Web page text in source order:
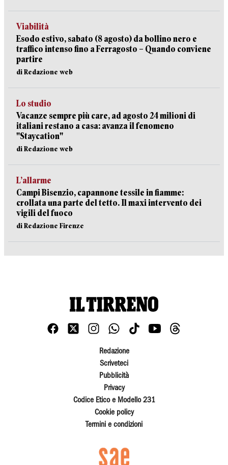
Viabilità
Esodo estivo, sabato (8 agosto) da bollino nero e
traffico intenso fino a Ferragosto – Quando conviene
partire
di Redazione web
Lo studio
Vacanze sempre più care, ad agosto 24 milioni di
italiani restano a casa: avanza il fenomeno
"Staycation"
di Redazione web
L’allarme
Campi Bisenzio, capannone tessile in fiamme:
crollata una parte del tetto. Il maxi intervento dei
vigili del fuoco
di Redazione Firenze
Redazione
Scriveteci
Pubblicità
Privacy
Codice Etico e Modello 231
Cookie policy
Termini e condizioni